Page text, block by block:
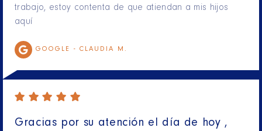
trabajo, estoy contenta de que atiendan a mis hijos
aquí
GOOGLE - CLAUDIA M.
Gracias por su atención el día de hoy ,